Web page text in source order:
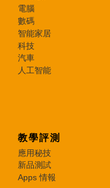
電腦
數碼
智能家居
科技
汽車
人工智能
教學評測
應用秘技
新品測試
Apps 情報